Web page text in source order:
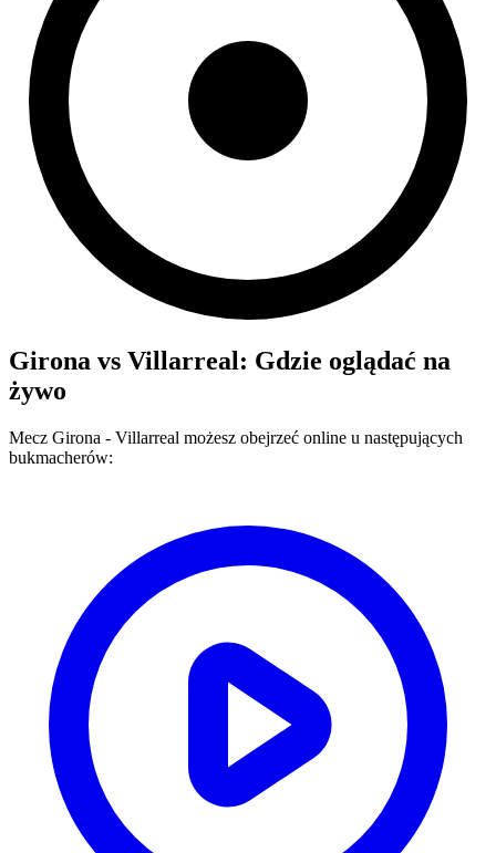
Girona vs Villarreal: Gdzie oglądać na
żywo
Mecz Girona - Villarreal możesz obejrzeć online u następujących
bukmacherów: